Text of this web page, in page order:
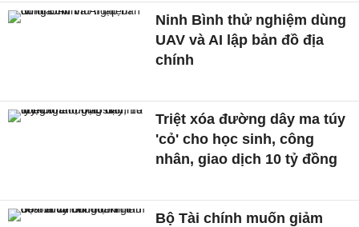
Ninh Bình thử nghiệm dùng
UAV và AI lập bản đồ địa
chính
Triệt xóa đường dây ma túy
'cỏ' cho học sinh, công
nhân, giao dịch 10 tỷ đồng
Bộ Tài chính muốn giảm